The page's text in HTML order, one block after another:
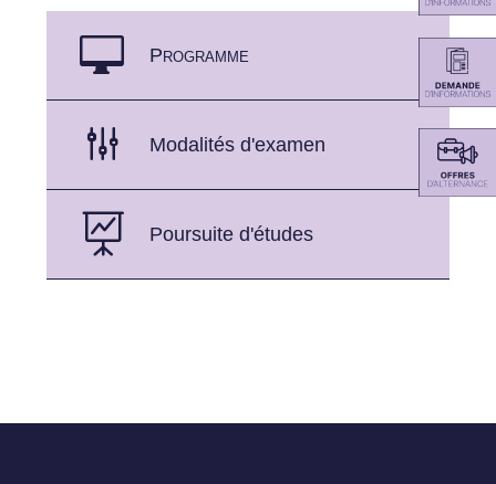
 Programme
g Modalités d'examen
 Poursuite d'études